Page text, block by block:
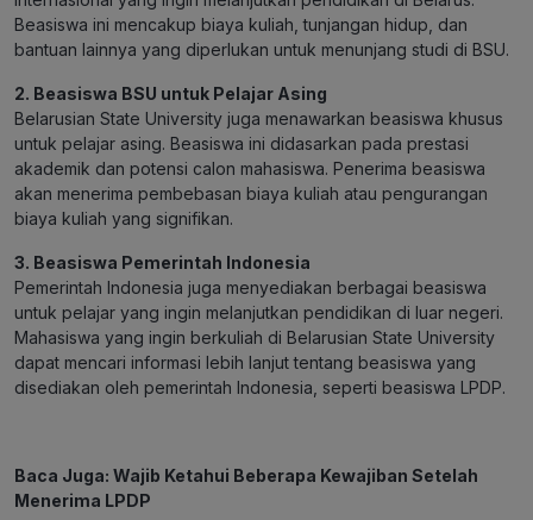
Beasiswa ini mencakup biaya kuliah, tunjangan hidup, dan
bantuan lainnya yang diperlukan untuk menunjang studi di BSU.
2. Beasiswa BSU untuk Pelajar Asing
Belarusian State University juga menawarkan beasiswa khusus
untuk pelajar asing. Beasiswa ini didasarkan pada prestasi
akademik dan potensi calon mahasiswa. Penerima beasiswa
akan menerima pembebasan biaya kuliah atau pengurangan
biaya kuliah yang signifikan.
3. Beasiswa Pemerintah Indonesia
Pemerintah Indonesia juga menyediakan berbagai beasiswa
untuk pelajar yang ingin melanjutkan pendidikan di luar negeri.
Mahasiswa yang ingin berkuliah di Belarusian State University
dapat mencari informasi lebih lanjut tentang beasiswa yang
disediakan oleh pemerintah Indonesia, seperti beasiswa LPDP.
Baca Juga: Wajib Ketahui Beberapa Kewajiban Setelah
Menerima LPDP